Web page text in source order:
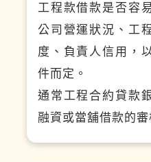
工程款借款是否容
公司營運狀況、工
度、負責人信用，
件而定。
通常工程合約貸款
融資或當舖借款的審